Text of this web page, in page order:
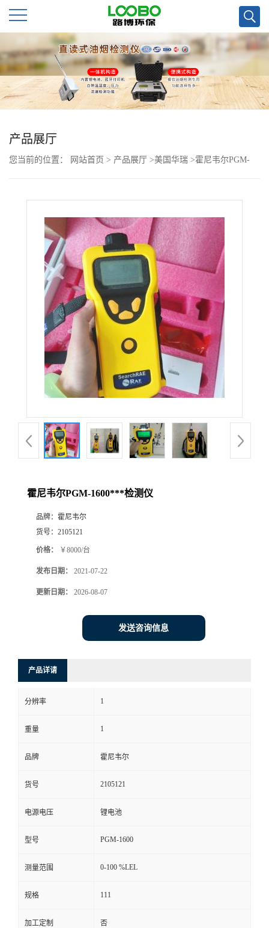
公
司
首
页
公
品
系
言
产品展厅
您当前的位置： 网站首页 > 产品展厅 >美国华瑞 >霍尼韦尔PGM-
霍尼韦尔PGM-1600***检测仪
品牌： 霍尼韦尔
货号： 2105121
价格： ￥8000/台
发布日期： 2021-07-22
更新日期： 2026-08-07
发送咨询信息
产品详请
分辨率 1
重量 1
品牌 霍尼韦尔
货号 2105121
电源电压 锂电池
型号 PGM-1600
测量范围 0-100 %LEL
规格 111
加工定制 否